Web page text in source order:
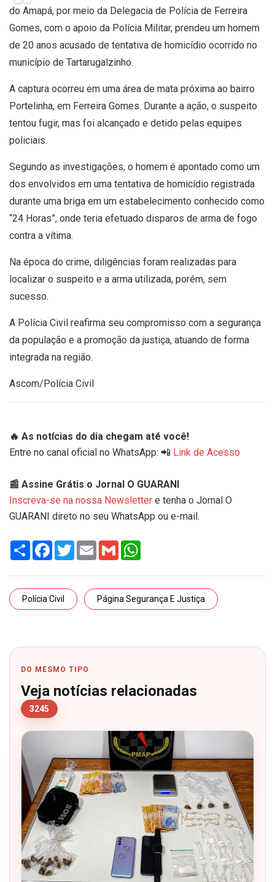
do Amapá, por meio da Delegacia de Polícia de Ferreira
Gomes, com o apoio da Polícia Militar, prendeu um homem
de 20 anos acusado de tentativa de homicídio ocorrido no
município de Tartarugalzinho.
A captura ocorreu em uma área de mata próxima ao bairro
Portelinha, em Ferreira Gomes. Durante a ação, o suspeito
tentou fugir, mas foi alcançado e detido pelas equipes
policiais.
Segundo as investigações, o homem é apontado como um
dos envolvidos em uma tentativa de homicídio registrada
durante uma briga em um estabelecimento conhecido como
“24 Horas”, onde teria efetuado disparos de arma de fogo
contra a vítima.
Na época do crime, diligências foram realizadas para
localizar o suspeito e a arma utilizada, porém, sem
sucesso.
A Polícia Civil reafirma seu compromisso com a segurança
da população e a promoção da justiça, atuando de forma
integrada na região.
Ascom/Polícia Civil
🔥 As notícias do dia chegam até você!
Entre no canal oficial no WhatsApp: 📲 Link de Acesso
📰 Assine Grátis o Jornal O GUARANI
Inscreva-se na nossa Newsletter e tenha o Jornal O
GUARANI direto no seu WhatsApp ou e-mail.
Share Facebook
TwitterEmail Gmail
Polícia Civil Página Segurança E Justiça
DO MESMO TIPO
Veja notícias relacionadas
3245